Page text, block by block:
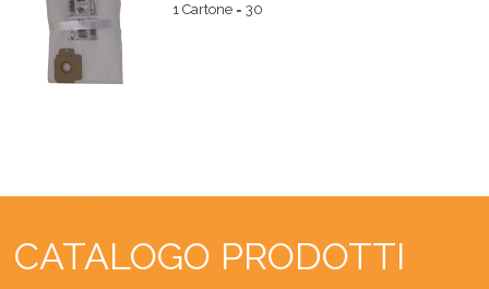
1 Cartone = 30
CATALOGO PRODOTTI